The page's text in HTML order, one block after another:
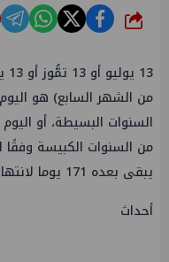
شارك
من السنوات الكبيسة وفقًا
يبقى بعده 171 يوما لانتهاء السنة.
أحداث